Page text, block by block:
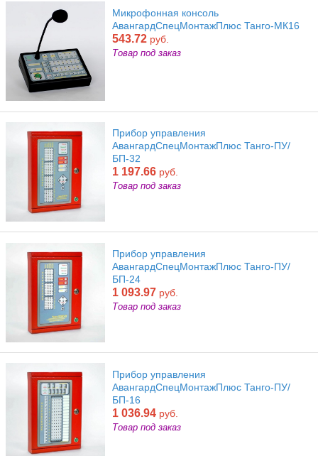
Микрофонная консоль
АвангардСпецМонтажПлюс Танго-МК16
543.72 руб.
Товар под заказ
Прибор управления
АвангардСпецМонтажПлюс Танго-ПУ/
БП-32
1 197.66 руб.
Товар под заказ
Прибор управления
АвангардСпецМонтажПлюс Танго-ПУ/
БП-24
1 093.97 руб.
Товар под заказ
Прибор управления
АвангардСпецМонтажПлюс Танго-ПУ/
БП-16
1 036.94 руб.
Товар под заказ